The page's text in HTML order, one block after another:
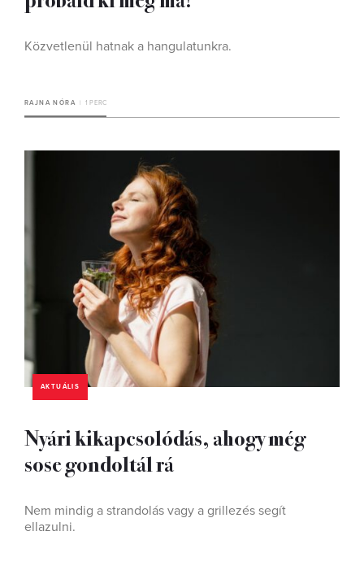
Közvetlenül hatnak a hangulatunkra.
RAJNA NÓRA 1 PERC
AKTUÁLIS
Nyári kikapcsolódás, ahogy még
sose gondoltál rá
Nem mindig a strandolás vagy a grillezés segít
ellazulni.